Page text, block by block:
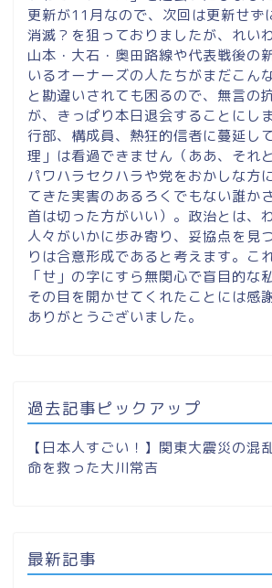
更新が11月なので、次回は更新せず
消滅？を狙っておりましたが、れい
山本・大石・奥田路線や代表戦後の
いるオーナーズの人たちがまだこん
と勘違いされても困るので、無言の
が、きっぱり本日退会することにし
行部、構成員、熱狂的信者に蔓延し
理」は看過できません（ああ、それ
パワハラセクハラや党をおかしな方
てきた実害のあるろくでもない誰か
首は切った方がいい）。政治とは、
人々がいかに歩み寄り、妥協点を見
りは合意形成であると考えます。こ
「せ」の字にすら無関心で盲目的な
その目を開かせてくれたことには感
ありがとうございました。
過去記事ピックアップ
【日本人すごい！】関東大震災の混
命を救った大川常吉
最新記事